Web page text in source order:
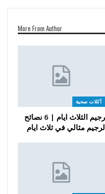
More From Author
أكلات صحية
رجيم الثلاث ايام | 6 نصائح
لرجيم مثالي في ثلاث ايام